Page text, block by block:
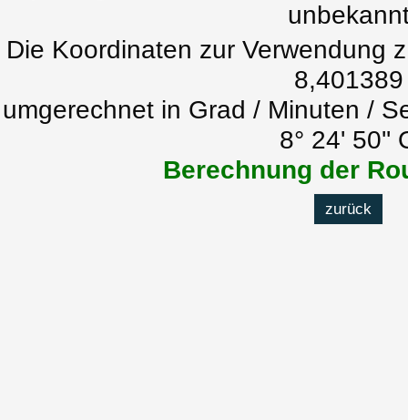
Die Koordinaten zur Verwendung
8,401389
umgerechnet in Grad / Minuten /
8° 24' 50''
Berechnung der